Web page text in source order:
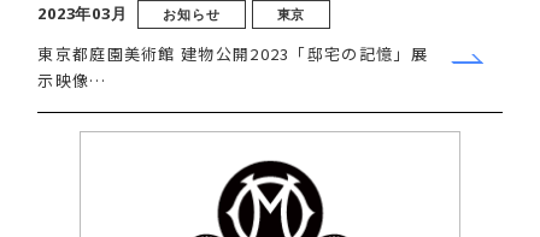
2023年03月 お知らせ 東京
東京都庭園美術館 建物公開2023「邸宅の記憶」展
示映像…